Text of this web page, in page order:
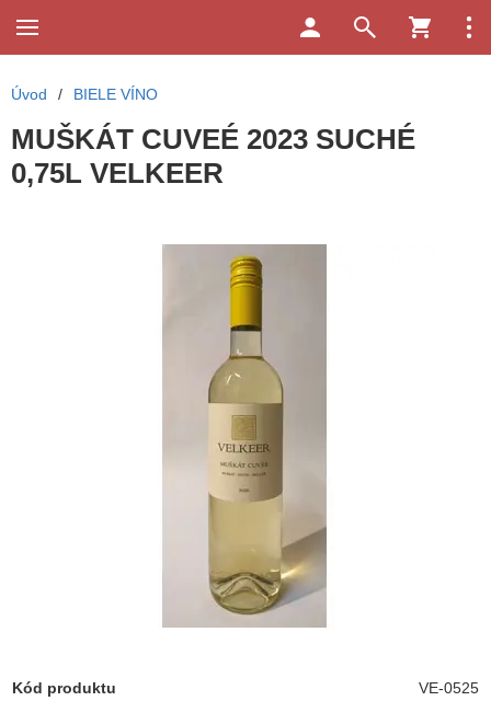
Úvod / BIELE VÍNO
MUŠKÁT CUVEÉ 2023 SUCHÉ
0,75L VELKEER
Kód produktu
VE-0525